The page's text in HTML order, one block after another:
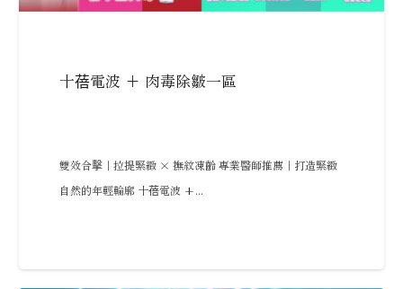
十蓓電波 + 肉毒除皺一區
雙效合擊｜拉提緊緻 × 撫紋凍齡 專業醫師推薦｜打造緊緻
自然的年輕輪廓 十蓓電波 +...